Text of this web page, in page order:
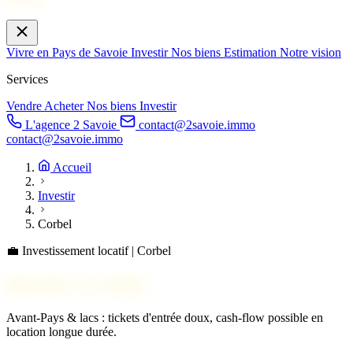
Vivre en Pays de Savoie InvestirNos biens Estimation Notre vision
Services
VendreAcheterNos biens Investir
L'agence 2 Savoie
contact@2savoie.immo
contact@2savoie.immo
Accueil
Investir
Corbel
💼 Investissement locatif | Corbel
Avant-Pays & lacs : tickets d'entrée doux, cash-flow possible en
location longue durée.